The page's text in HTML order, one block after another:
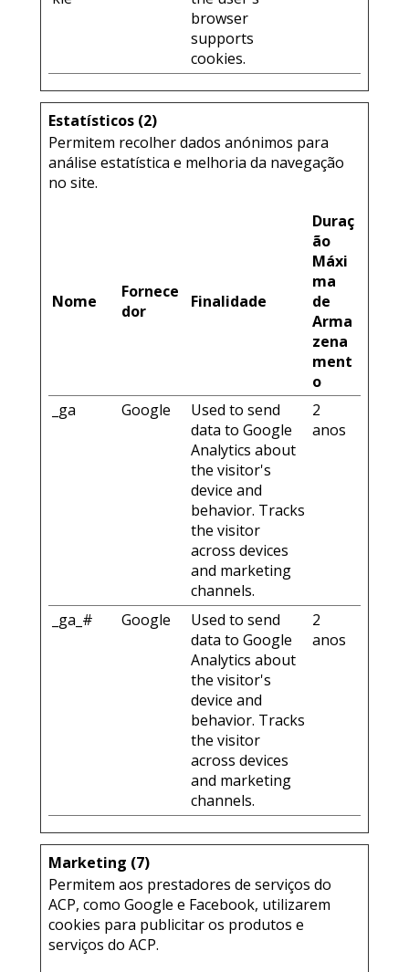
browser
supports
cookies.
Estatísticos (2)
Permitem recolher dados anónimos para
análise estatística e melhoria da navegação
no site.
Nome
Fornece
dor
Finalidade
Duraç
ão
Máxi
ma
de
Arma
zena
ment
o
_ga
Google
Used to send
data to Google
Analytics about
the visitor's
device and
behavior. Tracks
the visitor
across devices
and marketing
channels.
2
anos
_ga_# Google
Used to send
data to Google
Analytics about
the visitor's
device and
behavior. Tracks
the visitor
across devices
and marketing
channels.
2
anos
Marketing (7)
Permitem aos prestadores de serviços do
ACP, como Google e Facebook, utilizarem
cookies para publicitar os produtos e
serviços do ACP.